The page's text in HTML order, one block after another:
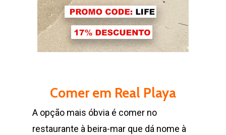
Comer em Real Playa
A opção mais óbvia é comer no
restaurante à beira-mar que dá nome à